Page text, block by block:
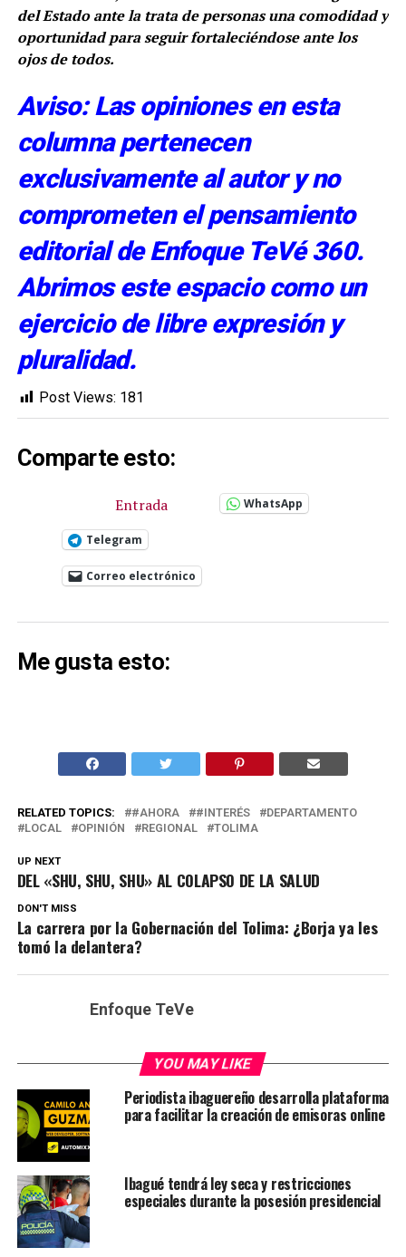
del Estado ante la trata de personas una comodidad y
oportunidad para seguir fortaleciéndose ante los
ojos de todos.
Aviso: Las opiniones en esta
columna pertenecen
exclusivamente al autor y no
comprometen el pensamiento
editorial de Enfoque TeVé 360.
Abrimos este espacio como un
ejercicio de libre expresión y
pluralidad.
Post Views: 181
Comparte esto:
Entrada WhatsApp
Telegram
Correo electrónico
Me gusta esto:
RELATED TOPICS: #AHORA #INTERÉS
DEPARTAMENTO
LOCAL
OPINIÓN REGIONAL TOLIMA
UP NEXT
DEL «SHU, SHU, SHU» AL COLAPSO DE LA SALUD
DON'T MISS
La carrera por la Gobernación del Tolima: ¿Borja ya les
tomó la delantera?
Enfoque TeVe
YOU MAY LIKE
Periodista ibaguereño desarrolla plataforma
para facilitar la creación de emisoras online
Ibagué tendrá ley seca y restricciones
especiales durante la posesión presidencial